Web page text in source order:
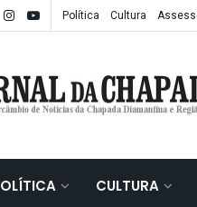
Política Cultura
CULTURA